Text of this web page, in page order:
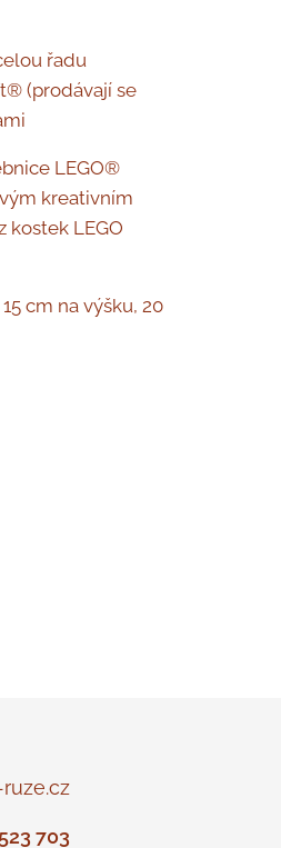
řadu
(prodávají se
LEGO®
kreativním
kostek LEGO
cm na výšku, 20
703